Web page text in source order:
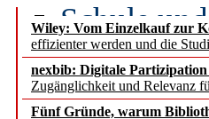
Wiley: Vom Einzelkauf zur
effizienter werden und die
nexbib: Digitale Partizipation
Zugänglichkeit und Relevanz
Fünf Gründe, warum
Schule